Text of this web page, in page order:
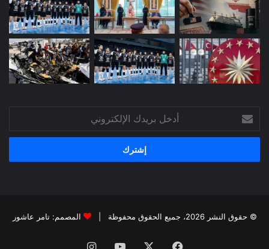
بريدك
الإلكتروني
© حقوق النشر 2026، جميع الحقوق محفوظة | المصمم: تامر عاشور
فيسبوك يوتيوبانستقرام